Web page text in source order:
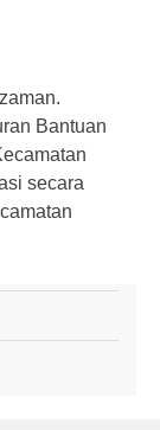
Bantuan
secara